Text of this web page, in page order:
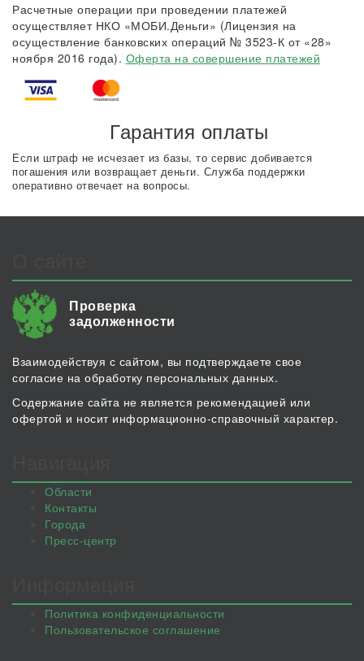
Расчетные операции при проведении платежей
осуществляет НКО «МОБИ.Деньги» (Лицензия на
осуществление банковских операций № 3523-К от «28»
ноября 2016 года). Оферта на совершение платежей
Гарантия оплаты
Если штраф не исчезает из базы, то сервис добивается
погашения или возвращает деньги. Служба поддержки
оперативно отвечает на вопросы.
Проверка
задолженности
Взаимодействуя с сайтом, вы подтверждаете свое
согласие на обработку персональных данных.
Содержание сайта не является рекомендацией или
офертой и носит информационно-справочный характер.
Области
Контакты
Города
Пресс-центр
Политика конфиденциальности
Пользовательское соглашение